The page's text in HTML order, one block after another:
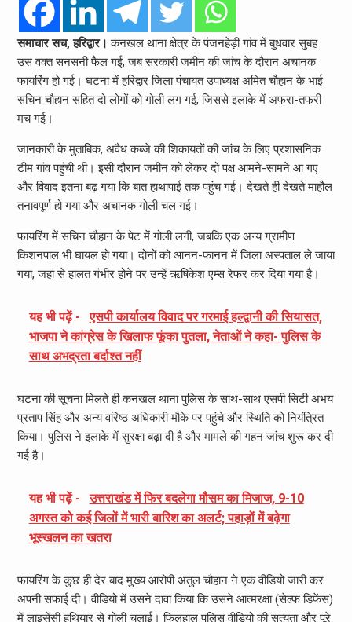
समाचार सच, हरिद्वार। कनखल थाना क्षेत्र के पंजनहेड़ी गांव में बुधवार सुबह
उस वक्त सनसनी फैल गई, जब सरकारी जमीन की जांच के दौरान अचानक
फायरिंग हो गई। घटना में हरिद्वार जिला पंचायत उपाध्यक्ष अमित चौहान के भाई
सचिन चौहान सहित दो लोगों को गोली लग गई, जिससे इलाके में अफरा-तफरी
मच गई।
जानकारी के मुताबिक, अवैध कब्जे की शिकायतों की जांच के लिए प्रशासनिक
टीम गांव पहुंची थी। इसी दौरान जमीन को लेकर दो पक्ष आमने-सामने आ गए
और विवाद इतना बढ़ गया कि बात हाथापाई तक पहुंच गई। देखते ही देखते माहौल
तनावपूर्ण हो गया और अचानक गोली चल गई।
फायरिंग में सचिन चौहान के पेट में गोली लगी, जबकि एक अन्य ग्रामीण
किशनपाल भी घायल हो गया। दोनों को आनन-फानन में जिला अस्पताल ले जाया
गया, जहां से हालत गंभीर होने पर उन्हें ऋषिकेश एम्स रेफर कर दिया गया है।
यह भी पढ़ें -
एसपी कार्यालय विवाद पर गरमाई हल्द्वानी की सियासत,
भाजपा ने कांग्रेस के खिलाफ फूंका पुतला, नेताओं ने कहा- पुलिस के
साथ अभद्रता बर्दाश्त नहीं
घटना की सूचना मिलते ही कनखल थाना पुलिस के साथ-साथ एसपी सिटी अभय
प्रताप सिंह और अन्य वरिष्ठ अधिकारी मौके पर पहुंचे और स्थिति को नियंत्रित
किया। पुलिस ने इलाके में सुरक्षा बढ़ा दी है और मामले की गहन जांच शुरू कर दी
गई है।
यह भी पढ़ें -
उत्तराखंड में फिर बदलेगा मौसम का मिजाज, 9-10
अगस्त को कई जिलों में भारी बारिश का अलर्ट; पहाड़ों में बढ़ेगा
भूस्खलन का खतरा
फायरिंग के कुछ ही देर बाद मुख्य आरोपी अतुल चौहान ने एक वीडियो जारी कर
अपनी सफाई दी। वीडियो में उसने दावा किया कि उसने आत्मरक्षा (सेल्फ डिफेंस)
में लाइसेंसी हथियार से गोली चलाई। फिलहाल पुलिस वीडियो की सत्यता और पूरे